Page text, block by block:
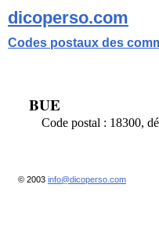
dicoperso.com
Codes postaux des
BUE
Code postal : 18300,
© 2003 info@dicoperso.com